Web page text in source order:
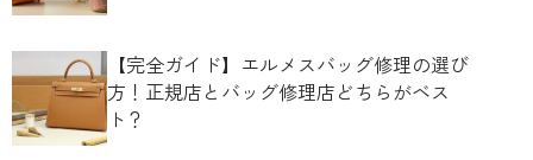
【完全ガイド】エルメスバッグ修理の選び
方！正規店とバッグ修理店どちらがベス
ト？